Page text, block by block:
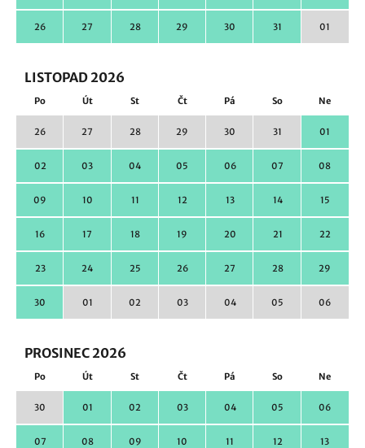
26 27 28 29 30 31 01
LISTOPAD 2026
Po Út St Čt Pá So Ne
26 27 28 29 30 31 01
02 03 04 05 06 07 08
09 10 11 12 13 14 15
16 17 18 19 20 21 22
23 24 25 26 27 28 29
30 01 02 03 04 05 06
PROSINEC 2026
Po Út St Čt Pá So Ne
30 01 02 03 04 05 06
07 08 09 10 11 12 13